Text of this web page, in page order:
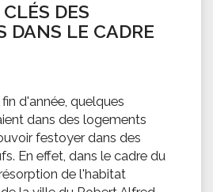
DES
DANS LE CADRE
d'année, quelques
dans des logements
festoyer dans des
En effet, dans le cadre du
de l'habitat